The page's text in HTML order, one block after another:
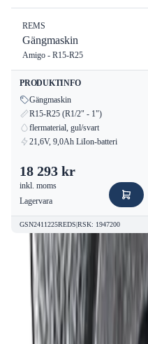
REMS
Gängmaskin
Amigo - R15-R25
PRODUKTINFO
Gängmaskin
R15-R25 (R1/2" - 1")
flermaterial, gul/svart
21,6V, 9,0Ah LiIon-batteri
18 293 kr
inkl. moms
Lagervara
GSN2411225REDS|RSK: 1947200
Kvalitetsprodukter till bra priser.